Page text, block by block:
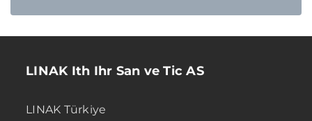
LINAK Ith Ihr San ve Tic AS
LINAK Türkiye